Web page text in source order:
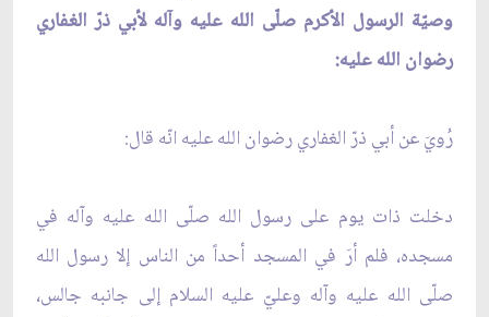
وصيّة الرسول الأكرم صلّى الله عليه وآله لأبي ذرّ الغفاري
رضوان الله عليه:
رُويَ عن أبي ذرّ الغفاري رضوان الله عليه انّه قال:
دخلت ذات يوم على رسول الله صلّى الله عليه وآله في
مسجده، فلم أرَ في المسجد أحداً من الناس إلا رسول الله
صلّى الله عليه وآله وعليّ عليه السلام إلى جانبه جالس،